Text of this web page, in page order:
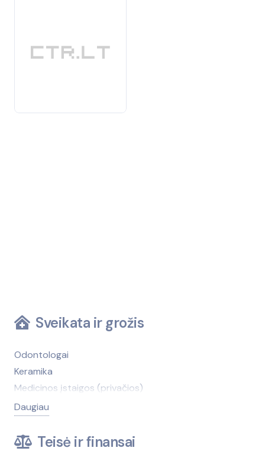
Sveikata ir grožis
Odontologai
Keramika
Medicinos įstaigos (privačios)
Medicinos įstaigos (viešosios)
Medicinos technika, įranga
Daugiau
Teisė ir finansai